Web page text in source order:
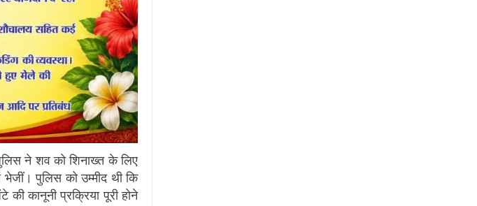
ने शव को शिनाख्त के लिए
पुलिस को उम्मीद थी कि
कानूनी प्रक्रिया पूरी होने